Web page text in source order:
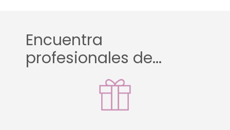
Encuentra
profesionales de...